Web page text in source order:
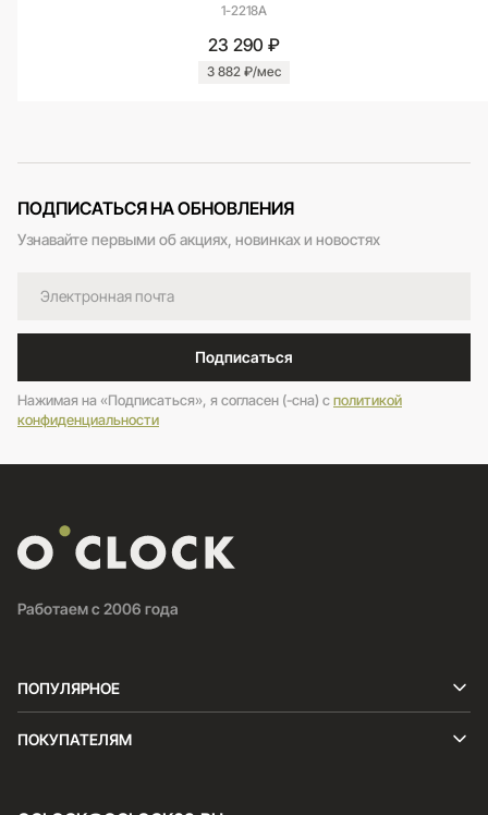
1-2218A
23 290 ₽
3 882 ₽/мес
ПОДПИСАТЬСЯ НА ОБНОВЛЕНИЯ
Узнавайте первыми об акциях, новинках и новостях
Подписаться
Нажимая на «Подписаться», я согласен (-сна) cполитикой
конфиденциальности
Работаем с 2006 года
ПОПУЛЯРНОЕ
ПОКУПАТЕЛЯМ